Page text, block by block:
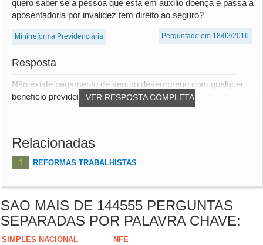
quero saber se a pessoa que esta em auxilio doença e passa a
aposentadoria por invalidez tem direito ao seguro?
Minirreforma Previdenciária Perguntado em 18/02/2016
Resposta
VER RESPOSTA COMPLETA
Não existe pagamento de seguro desemprego com qualquer
benefício previdenciário, salvo pensão por mo...
Relacionadas
1 REFORMAS TRABALHISTAS
SAO MAIS DE 144555 PERGUNTAS
SEPARADAS POR PALAVRA CHAVE:
SIMPLES NACIONAL NFE